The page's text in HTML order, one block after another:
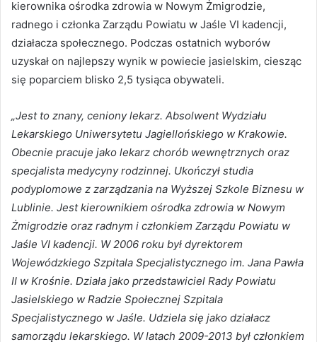
kierownika ośrodka zdrowia w Nowym Żmigrodzie,
radnego i członka Zarządu Powiatu w Jaśle VI kadencji,
działacza społecznego. Podczas ostatnich wyborów
uzyskał on najlepszy wynik w powiecie jasielskim, ciesząc
się poparciem blisko 2,5 tysiąca obywateli.
„Jest to znany, ceniony lekarz. Absolwent Wydziału
Lekarskiego Uniwersytetu Jagiellońskiego w Krakowie.
Obecnie pracuje jako lekarz chorób wewnętrznych oraz
specjalista medycyny rodzinnej. Ukończył studia
podyplomowe z zarządzania na Wyższej Szkole Biznesu w
Lublinie. Jest kierownikiem ośrodka zdrowia w Nowym
Żmigrodzie oraz radnym i członkiem Zarządu Powiatu w
Jaśle VI kadencji. W 2006 roku był dyrektorem
Wojewódzkiego Szpitala Specjalistycznego im. Jana Pawła
II w Krośnie. Działa jako przedstawiciel Rady Powiatu
Jasielskiego w Radzie Społecznej Szpitala
Specjalistycznego w Jaśle. Udziela się jako działacz
samorządu lekarskiego. W latach 2009-2013 był członkiem